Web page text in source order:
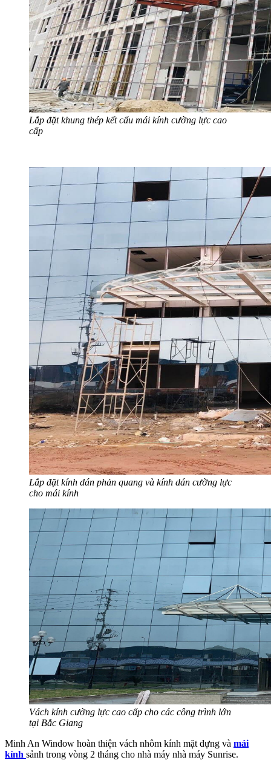
Lắp đặt khung thép kết cấu mái kính cường lực cao
cấp
Lắp đặt kính dán phản quang và kính dán cường lực
cho mái kính
Vách kính cường lực cao cấp cho các công trình lớn
tại Bắc Giang
Minh An Window hoàn thiện vách nhôm kính mặt dựng và mái
kính sảnh trong vòng 2 tháng cho nhà máy nhà máy Sunrise.